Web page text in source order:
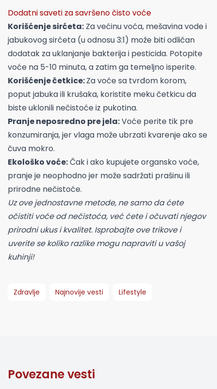
Dodatni saveti za savršeno čisto voće
Korišćenje sirćeta: Za većinu voća, mešavina vode i
jabukovog sirćeta (u odnosu 3:1) može biti odličan
dodatak za uklanjanje bakterija i pesticida. Potopite
voće na 5-10 minuta, a zatim ga temeljno isperite.
Korišćenje četkice:Za voće sa tvrđom korom,
poput jabuka ili krušaka, koristite meku četkicu da
biste uklonili nečistoće iz pukotina.
Pranje neposredno pre jela:Voće perite tik pre
konzumiranja, jer vlaga može ubrzati kvarenje ako se
čuva mokro.
Ekološko voće:Čak i ako kupujete organsko voće,
pranje je neophodno jer može sadržati prašinu ili
prirodne nečistoće.
Uz ove jednostavne metode, ne samo da ćete
očistiti voće od nečistoća, već ćete i očuvati njegov
prirodni ukus i kvalitet. Isprobajte ove trikove i
uverite se koliko razlike mogu napraviti u vašoj
kuhinji!
Zdravlje Najnovije vesti Lifestyle
Povezane vesti